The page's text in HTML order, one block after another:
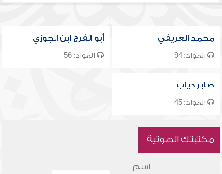
محمد العريفي
المواد: 94
أبو الفرج ابن الجوزي
المواد: 56
صابر دياب
المواد: 45
مكتبتك الصوتية
اسم